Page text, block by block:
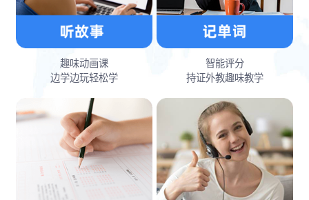
趣味动画课
边学边玩轻松学
智能评分
持证外教趣味教学